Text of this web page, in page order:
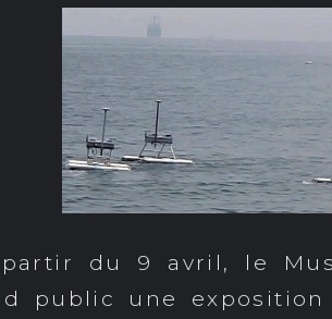
du 9 avril, le
public une